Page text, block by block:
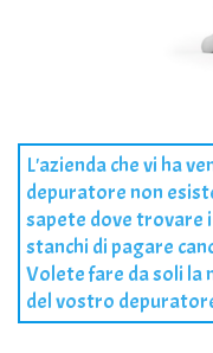
L'azienda che vi ha
depuratore non
sapete dove trovare
stanchi di pagare
Volete fare da soli la
del vostro